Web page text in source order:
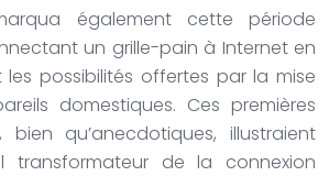
également cette période
un grille-pain à Internet en
les possibilités offertes par la mise
domestiques. Ces premières
bien qu’anecdotiques, illustraient
transformateur de la connexion